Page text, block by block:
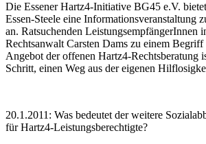
Die Essener Hartz4-Initiative BG45 e.V.
Essen-Steele eine Informationsveranstaltung
an. Ratsuchenden LeistungsempfängerInnen
Rechtsanwalt Carsten Dams zu einem
Angebot der offenen Hartz4-Rechtsberatung
Schritt, einen Weg aus der eigenen
20.1.2011: Was bedeutet der weitere
für Hartz4-Leistungsberechtigte?